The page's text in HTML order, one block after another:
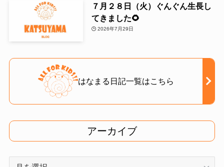
７月２８日（火）ぐんぐん生長し
てきました🌻
2026年7月29日
はなまる日記一覧はこちら
アーカイブ